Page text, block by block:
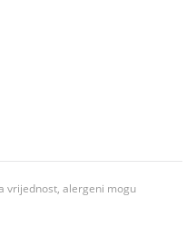
vrijednost, alergeni mogu